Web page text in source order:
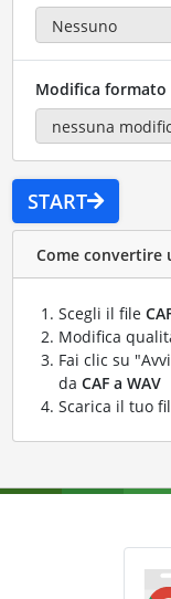
Modifica formato
START
Come convertire
Scegli il file
Modifica
Fai clic su
da CAF a WAV
Scarica il tuo